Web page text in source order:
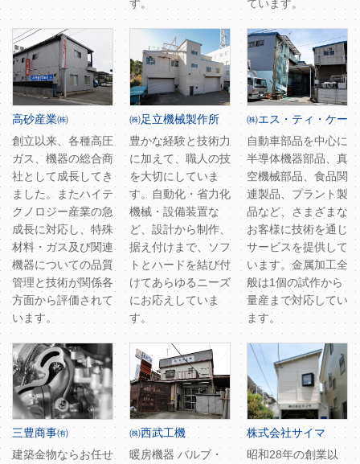
す。
ています。
高砂産業㈱
創立以来、各種高圧
ガス、機器の総合商
社として成長してき
ました。またハイテ
クノロジー産業の急
成長に対応し、特殊
材料・ガス及び関連
機器についての品質
管理と技術が関係各
方面から評価されて
います。
㈱足立機械製作所
豊かな経験と技術力
に加えて、職人の技
を大切にしていま
す。自動化・省力化
機械・設備装置な
ど、設計から制作、
据え付けまで、ソフ
トとハードを結び付
けてあらゆるニーズ
にお応えしていま
す。
㈱エス・ティ・ケー
自動車部品を中心に
半導体機器部品、真
空機械部品、食品関
連製品、プラント製
品など、さまざまな
お客様に技術を通じ
サービスを提供して
います。金属加工全
般は1個の試作から
量産まで対応してい
ます。
三豊商事㈲
建築金物ならお任せ
㈱西武工機
暖房機器 バルブ・
株式会社サイマ
昭和28年の創業以